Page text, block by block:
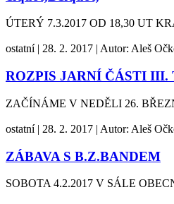
ÚTERÝ 7.3.2017 OD 18,30 UT
ostatní | 28. 2. 2017 | Autor: Aleš
ROZPIS JARNÍ ČÁSTI III.
ZAČÍNÁME V NEDĚLI 26.
ostatní | 28. 2. 2017 | Autor: Aleš
ZÁBAVA S B.Z.BANDEM
SOBOTA 4.2.2017 V SÁLE